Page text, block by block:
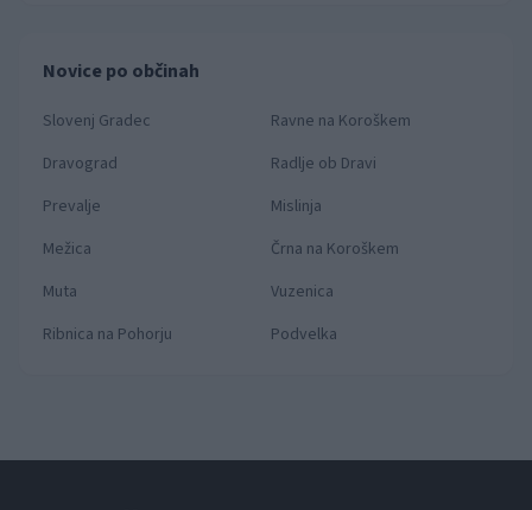
Novice po občinah
Slovenj Gradec
Ravne na Koroškem
Dravograd
Radlje ob Dravi
Prevalje
Mislinja
Mežica
Črna na Koroškem
Muta
Vuzenica
Ribnica na Pohorju
Podvelka